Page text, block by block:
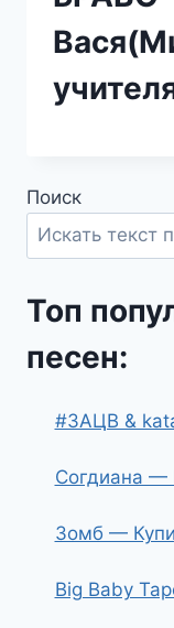
Поиск
Топ
песен:
#ЗАЦВ &
Согдиана —
Зомб —
Big Baby